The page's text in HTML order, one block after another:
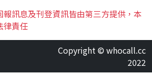
報訊息及刊登資訊皆由第三方提供，本
律責任
Copyright © whocall.cc
2022